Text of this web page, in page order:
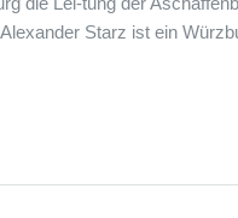
Starz ist ein